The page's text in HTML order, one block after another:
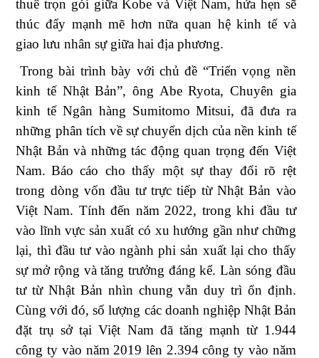
thuê trọn gói giữa Kobe và Việt Nam, hứa hẹn sẽ
thúc đẩy mạnh mẽ hơn nữa quan hệ kinh tế và
giao lưu nhân sự giữa hai địa phương.
Trong bài trình bày với chủ đề “Triển vọng nền
kinh tế Nhật Bản”,ông Abe Ryota, Chuyên gia
kinh tế Ngân hàng Sumitomo Mitsui, đã đưa ra
những phân tích về sự chuyển dịch của nền kinh tế
Nhật Bản và những tác động quan trọng đến Việt
Nam. Báo cáo cho thấy một sự thay đổi rõ rệt
trong dòng vốn đầu tư trực tiếp từ Nhật Bản vào
Việt Nam. Tính đến năm 2022, trong khi đầu tư
vào lĩnh vực sản xuất có xu hướng gần như chững
lại, thì đầu tư vào ngành phi sản xuất lại cho thấy
sự mở rộng và tăng trưởng đáng kể.Làn sóng đầu
tư từ Nhật Bản nhìn chung vẫn duy trì ổn định.
Cùng với đó, số lượng các doanh nghiệp Nhật Bản
đặt trụ sở tại Việt Nam đã tăng mạnh từ 1.944
công ty vào năm 2019 lên 2.394 công ty vào năm